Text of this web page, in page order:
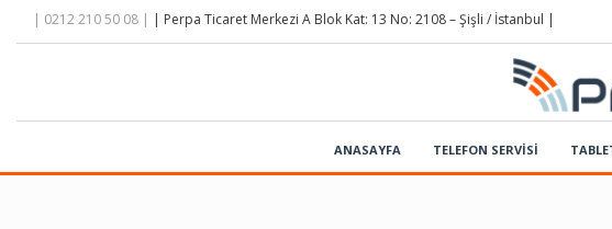
| 0212 210 50 08 | | Perpa Ticaret Merkezi A Blok Kat: 13 No: 2108 – Şişli / İstanbul |
ANASAYFA TELEFON SERVİSİ